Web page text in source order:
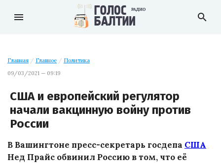
menu search
Главная / Главное / Политика
09/03/2021 — 09:19
США и европейский регулятор
начали вакцинную войну против
России
В Вашингтоне пресс-секретарь госдепа США
Нед Прайс обвинил Россию в том, что её